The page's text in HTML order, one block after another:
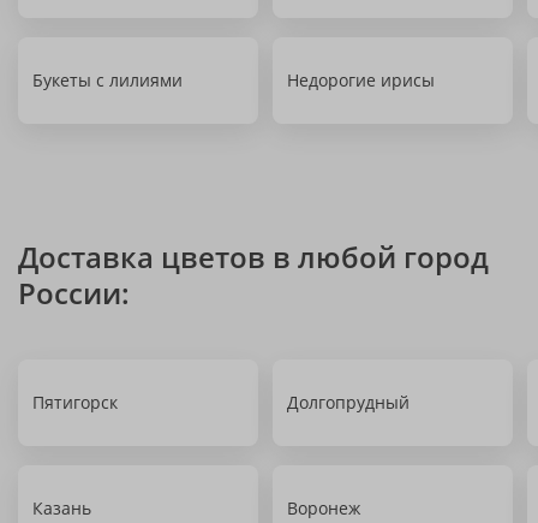
Букеты с лилиями Недорогие ирисы
Доставка цветов в любой город
России:
Пятигорск Долгопрудный
Казань Воронеж